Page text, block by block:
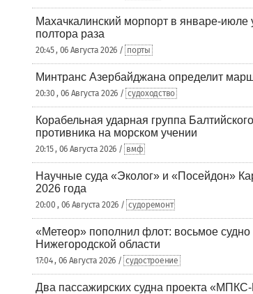
Махачкалинский морпорт в январе-июле
полтора раза
20:45 , 06 Августа 2026 / порты
Минтранс Азербайджана определит
20:30 , 06 Августа 2026 / судоходство
Корабельная ударная группа
противника на морском учении
20:15 , 06 Августа 2026 / вмф
Научные суда «Эколог» и «Посейдон»
2026 года
20:00 , 06 Августа 2026 / судоремонт
«Метеор» пополнил флот: восьмое
Нижегородской области
17:04 , 06 Августа 2026 / судостроение
Два пассажирских судна проекта